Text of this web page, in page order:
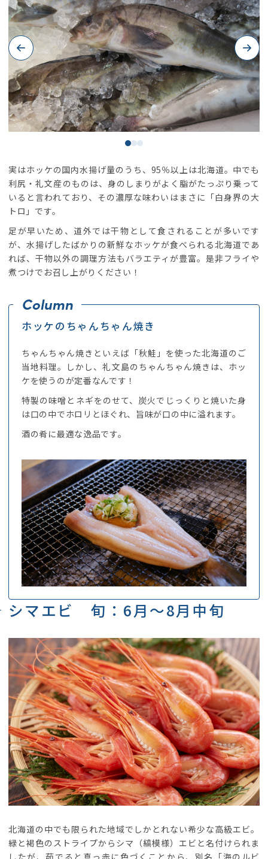
Previous Next
実はホッケの国内水揚げ量のうち、95％以上は北海道。中でも
利尻・礼文産のものは、身のしまりがよく脂がたっぷり乗って
いると言われており、その濃厚な味わいはまさに「白身界の大
トロ」です。
足が早いため、道外では干物として食されることが多いです
が、水揚げしたばかりの新鮮なホッケが食べられる北海道であ
れば、干物以外の調理方法もバラエティが豊富。是非フライや
煮つけでお召し上がりください！
ホッケのちゃんちゃん焼き
ちゃんちゃん焼きといえば「秋鮭」を使った北海道のご
当地料理。しかし、礼文島のちゃんちゃん焼きは、ホッ
ケを使うのが定番なんです！
特製の味噌とネギをのせて、炭火でじっくりと焼いた身
は口の中でホロリとほぐれ、旨味が口の中に溢れます。
酒の肴に最適な逸品です。
シマエビ 旬：6月～8月中旬
北海道の中でも限られた地域でしかとれない希少な高級エビ。
緑と褐色のストライプからシマ（縞模様）エビと名付けられま
したが、茹でると真っ赤に色づくことから、別名「海のルビ